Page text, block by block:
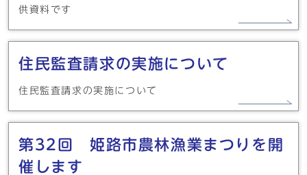
供資料です
住民監査請求の実施について
住民監査請求の実施について
第32回 姫路市農林漁業まつりを開
催します